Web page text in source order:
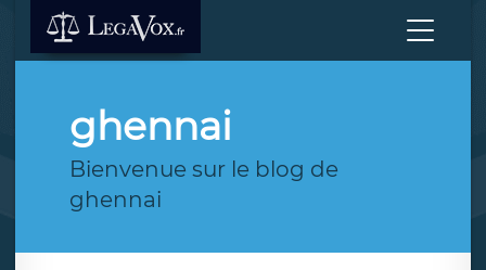
ghennai
Bienvenue sur le blog de
ghennai